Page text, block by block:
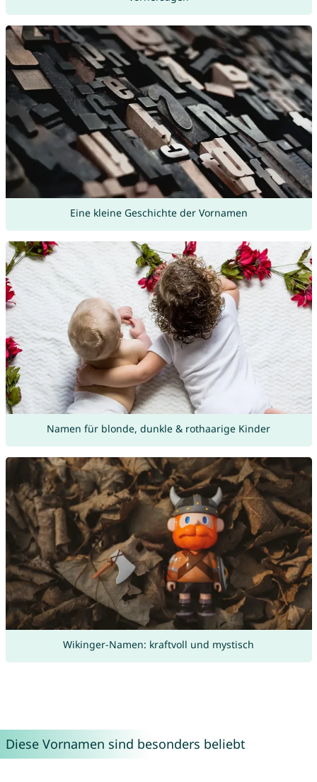
Eine kleine Geschichte der Vornamen
Namen für blonde, dunkle & rothaarige Kinder
Wikinger-Namen: kraftvoll und mystisch
Diese Vornamen sind besonders beliebt